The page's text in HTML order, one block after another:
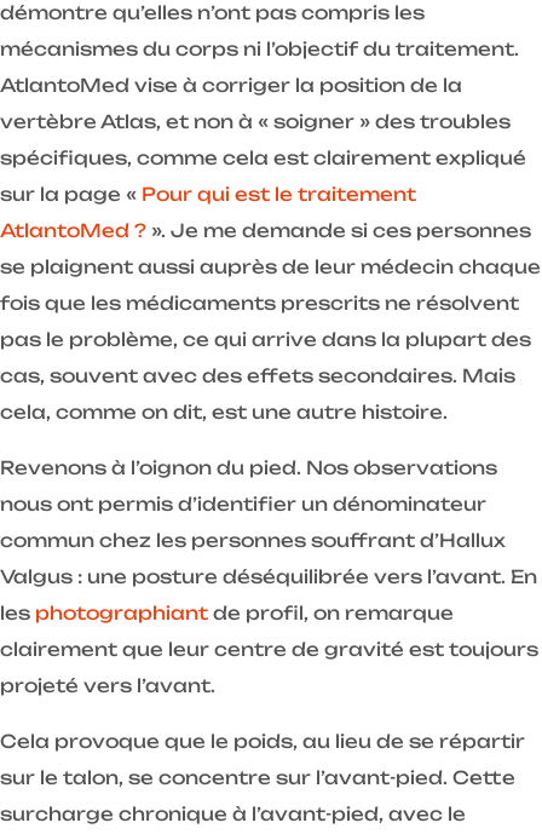
démontre qu’elles n’ont pas compris les
mécanismes du corps ni l’objectif du traitement.
AtlantoMed vise à corriger la position de la
vertèbre Atlas, et non à « soigner » des troubles
spécifiques, comme cela est clairement expliqué
sur la page « Pour qui est le traitement
AtlantoMed ? ». Je me demande si ces personnes
se plaignent aussi auprès de leur médecin chaque
fois que les médicaments prescrits ne résolvent
pas le problème, ce qui arrive dans la plupart des
cas, souvent avec des effets secondaires. Mais
cela, comme on dit, est une autre histoire.
Revenons à l’oignon du pied. Nos observations
nous ont permis d’identifier un dénominateur
commun chez les personnes souffrant d’Hallux
Valgus : une posture déséquilibrée vers l’avant. En
les photographiant de profil, on remarque
clairement que leur centre de gravité est toujours
projeté vers l’avant.
Cela provoque que le poids, au lieu de se répartir
sur le talon, se concentre sur l’avant-pied. Cette
surcharge chronique à l’avant-pied, avec le